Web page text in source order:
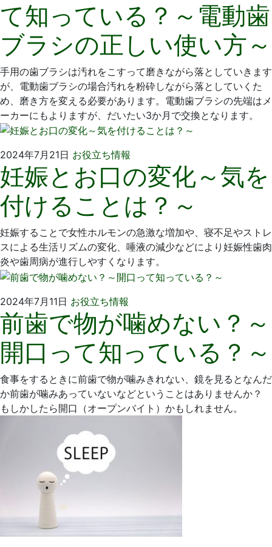
月
29
日
科
医
院
て知っている？～電動歯
ブラシの正しい使い方～
手用の歯ブラシは汚れをこすって磨きながら落としていきます
が、電動歯ブラシの場合汚れを粉砕しながら落としていくた
め、磨き方を変える必要があります。電動歯ブラシの先端はメ
ーカーにもよりますが、だいたい3か月で交換となります。
2024年7月21日 お役立ち情報
年
6
26
日
そ
歯
医
院
妊娠とお口の変化～気を
付けることは？～
妊娠することで女性ホルモンの急激な増加や、寝不足やストレ
スによる生活リズムの変化、唾液の減少などにより妊娠性歯肉
炎や歯周病が進行しやすくなります。
2024年7月11日 お役立ち情報
年
6
26
日
そ
歯
医
院
前歯で物が噛めない？～
開口って知っている？～
食事をするときに前歯で物が噛みきれない、鏡を見るとなんだ
か前歯が噛みあっていないなどということはありませんか？
もしかしたら開口（オープンバイト）かもしれません。